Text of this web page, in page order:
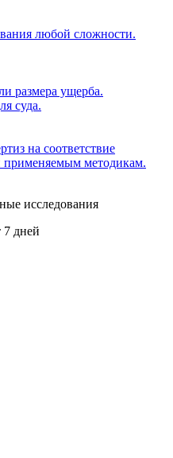
любой сложности.
размера ущерба.
суда.
на соответствие
применяемым методикам.
исследования
дней